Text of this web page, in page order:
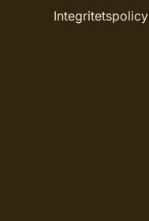
Integritetspolicy